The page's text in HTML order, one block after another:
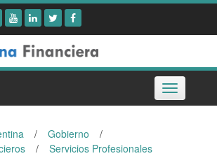
Toggle
navigation
/ Gobierno
/
/ Servicios Profesionales